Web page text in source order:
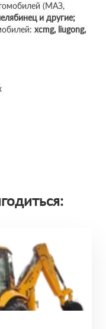
(МАЗ,
и другие;
xcmg, liugong,